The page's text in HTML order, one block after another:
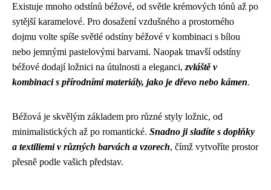
Existuje mnoho odstínů béžové, od světle krémových tónů až po
sytější karamelové. Pro dosažení vzdušného a prostorného
dojmu volte spíše světlé odstíny béžové v kombinaci s bílou
nebo jemnými pastelovými barvami. Naopak tmavší odstíny
béžové dodají ložnici na útulnosti a eleganci, zvláště v
kombinaci s přírodními materiály, jako je dřevo nebo kámen.
Béžová je skvělým základem pro různé styly ložnic, od
minimalistických až po romantické. Snadno ji sladíte s doplňky
a textiliemi v různých barvách a vzorech, čímž vytvoříte prostor
přesně podle vašich představ.